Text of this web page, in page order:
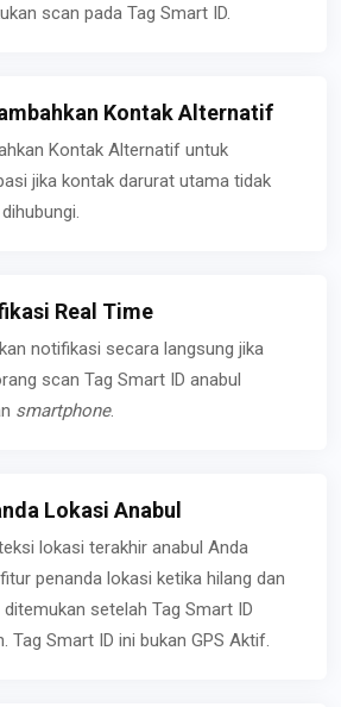
scan pada Tag Smart ID.
Kontak Alternatif
Kontak Alternatif untuk
jika kontak darurat utama tidak
Real Time
notifikasi secara langsung jika
scan Tag Smart ID anabul
smartphone.
Lokasi Anabul
lokasi terakhir anabul Anda
penanda lokasi ketika hilang dan
setelah Tag Smart ID
Tag Smart ID ini bukan GPS Aktif.